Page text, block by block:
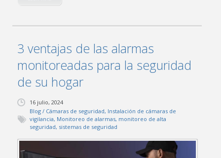
3 ventajas de las alarmas
monitoreadas para la seguridad
de su hogar
16 julio, 2024
Blog / Cámaras de seguridad, Instalación de cámaras de
vigilancia, Monitoreo de alarmas, monitoreo de alta
seguridad, sistemas de seguridad